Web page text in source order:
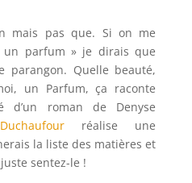
mais pas que. Si on me
un parfum » je dirais que
parangon. Quelle beauté,
un Parfum, ça raconte
d’un roman de Denyse
réalise une
la liste des matières et
sentez-le !